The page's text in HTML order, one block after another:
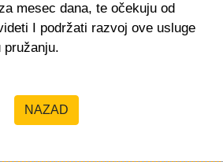
mesec dana, te očekuju od
I podržati razvoj ove usluge
pružanju.
NAZAD